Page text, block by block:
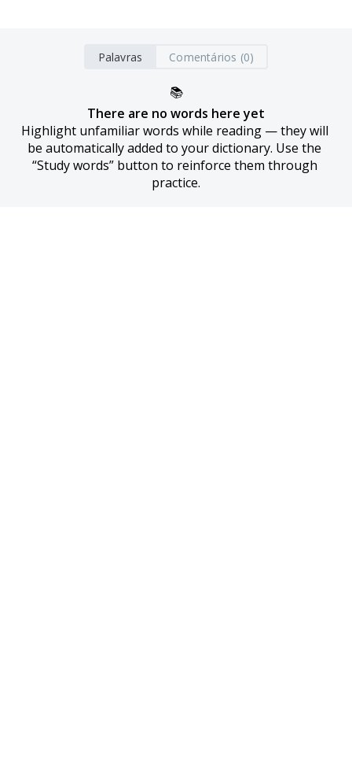
Palavras Comentários (0)
📚
There are no words here yet
Highlight unfamiliar words while reading — they will
be automatically added to your dictionary. Use the
“Study words” button to reinforce them through
practice.